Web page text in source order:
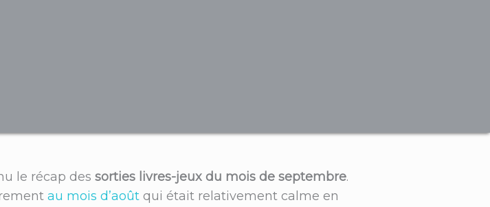
le récap des sorties livres-jeux du mois de septembre.
au mois d’août qui était relativement calme en